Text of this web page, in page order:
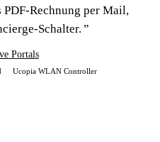
PDF-Rechnung per Mail,
Schalter.
Portals
Ucopia WLAN Controller